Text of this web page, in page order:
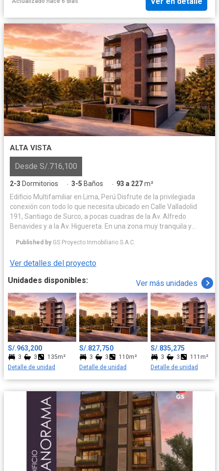
ALTA VISTA
Desde S/.716,100
2-3 Dormitorios · 3-5 Baños · 93 a 227m²
Edificio Multifamiliar en Lima, Perú Disfrute de la privilegiada
conexión con todo lo que necesita ubicado en Calle Valladolid
191, Santiago de Surco, a pocas cuadras de la Av. Alfredo
Benavides y a la Av. Higuereta. En una zona muy tranquila y
tranquilidad con la conveniencia. Imagine vivir donde los parques,
una extensión natural de su día a día. Esta es la ubicación
perfecta para construir los recuerdos más valiosos de su familia,
con la ciudad a sus pies y la comodidad de siempre tenerlo todo
cerca.
Published by GS Proyecto Inmobiliario S.A.C.
Ver detalles del proyecto
Unidades disponibles:
Ver más unidades
S/.963,200
3 3
135m²
Detalle de unidad
S/.827,750
3 3
110m²
Detalle de unidad
S/.835,275
3 3
111m²
Detalle de unidad